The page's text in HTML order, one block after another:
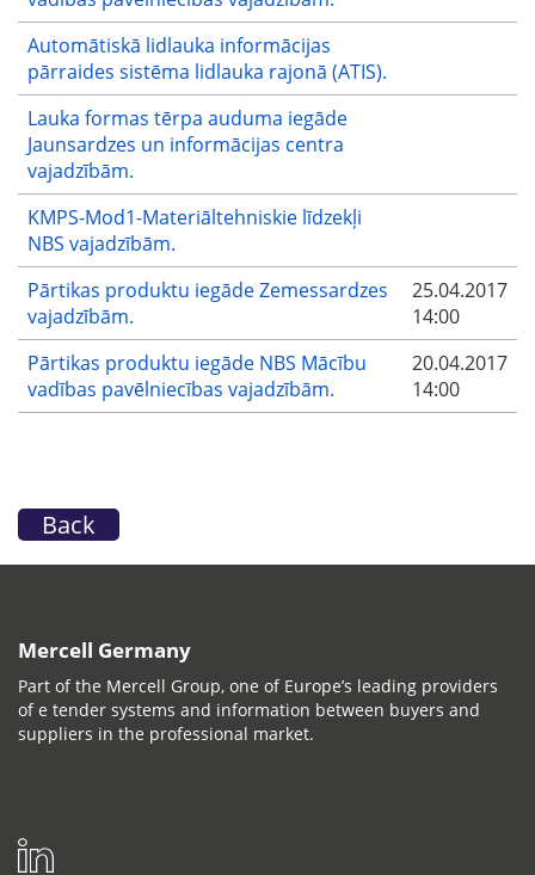
Automātiskā lidlauka informācijas
pārraides sistēma lidlauka rajonā (ATIS).
Lauka formas tērpa auduma iegāde
Jaunsardzes un informācijas centra
vajadzībām.
KMPS-Mod1-Materiāltehniskie līdzekļi
NBS vajadzībām.
Pārtikas produktu iegāde Zemessardzes
vajadzībām.
25.04.2017
14:00
Pārtikas produktu iegāde NBS Mācību
vadības pavēlniecības vajadzībām.
20.04.2017
14:00
Back
Mercell Germany
Part of the Mercell Group, one of Europe’s leading providers
of e tender systems and information between buyers and
suppliers in the professional market.